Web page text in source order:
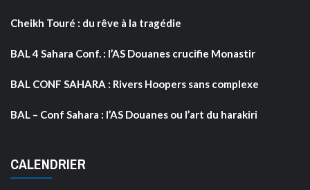
Cheikh Touré : du rêve à la tragédie
BAL 4 Sahara Conf. : l’AS Douanes crucifie Monastir
BAL CONF SAHARA : Rivers Hoopers sans complexe
BAL – Conf Sahara : l’AS Douanes ou l’art du harakiri
CALENDRIER